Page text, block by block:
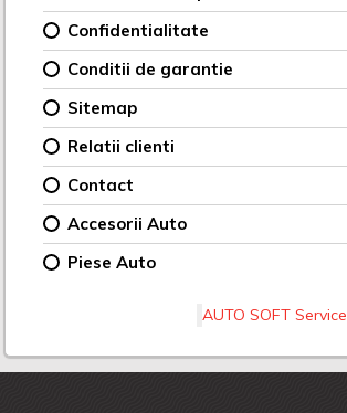
Confidentialitate
Conditii de garantie
Sitemap
Relatii clienti
Contact
Accesorii Auto
Piese Auto
AUTO SOFT Service